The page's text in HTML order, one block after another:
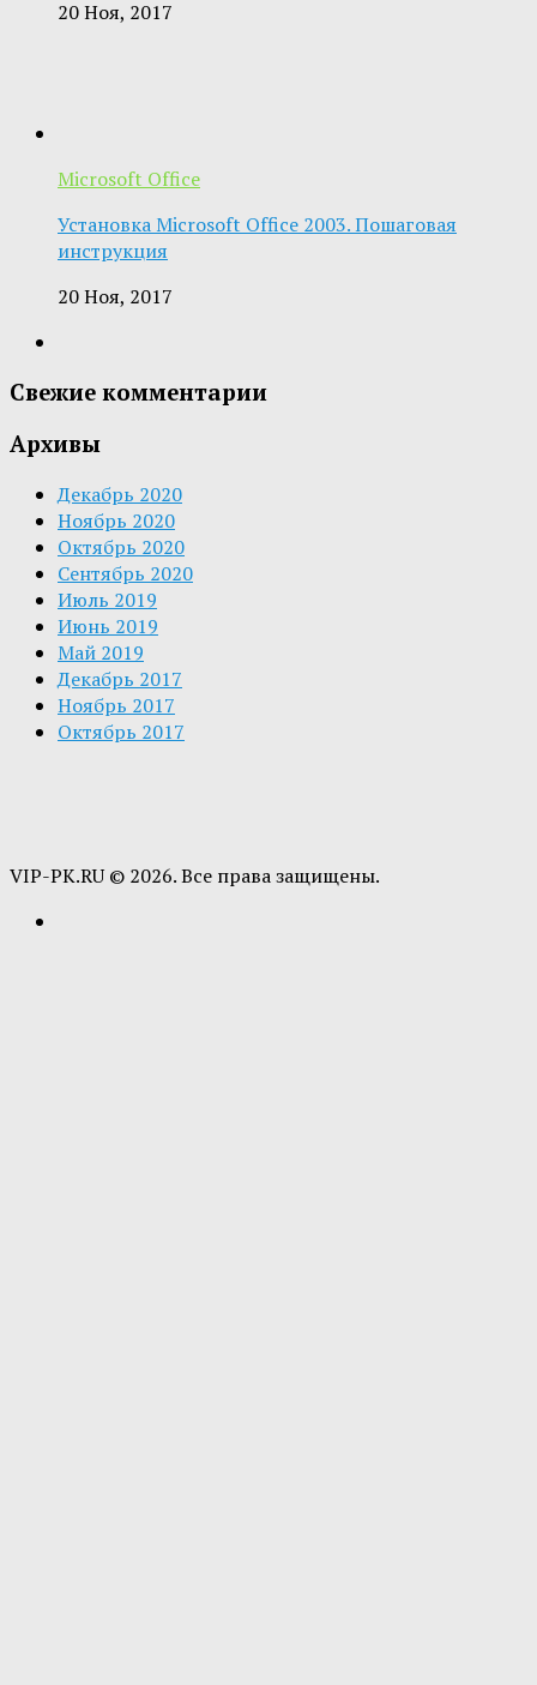
20 Ноя, 2017
Microsoft Office
Установка Microsoft Office 2003. Пошаговая
инструкция
20 Ноя, 2017
Свежие комментарии
Архивы
Декабрь 2020
Ноябрь 2020
Октябрь 2020
Сентябрь 2020
Июль 2019
Июнь 2019
Май 2019
Декабрь 2017
Ноябрь 2017
Октябрь 2017
VIP-PK.RU © 2026. Все права защищены.